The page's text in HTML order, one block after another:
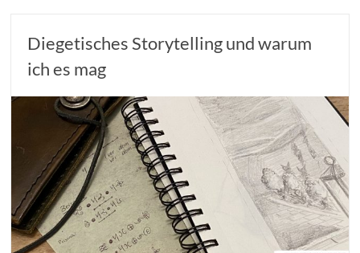
Diegetisches Storytelling und warum
ich es mag